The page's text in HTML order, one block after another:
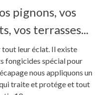
pignons, vos
vos terrasses...
leur éclat. Il existe
fongicides spécial pour
nous appliquons un
traite et protége et tout